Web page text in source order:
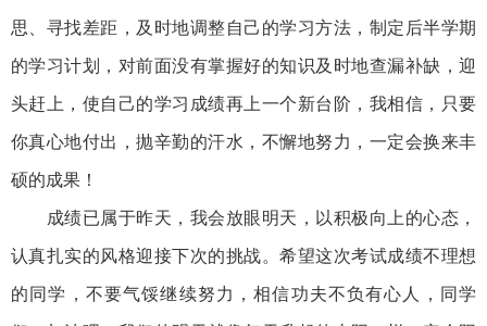
思、寻找差距，及时地调整自己的学习方法，制定后半学期
的学习计划，对前面没有掌握好的知识及时地查漏补缺，迎
头赶上，使自己的学习成绩再上一个新台阶，我相信，只要
你真心地付出，抛辛勤的汗水，不懈地努力，一定会换来丰
硕的成果！
成绩已属于昨天，我会放眼明天，以积极向上的心态，
认真扎实的风格迎接下次的挑战。希望这次考试成绩不理想
的同学，不要气馁继续努力，相信功夫不负有心人，同学